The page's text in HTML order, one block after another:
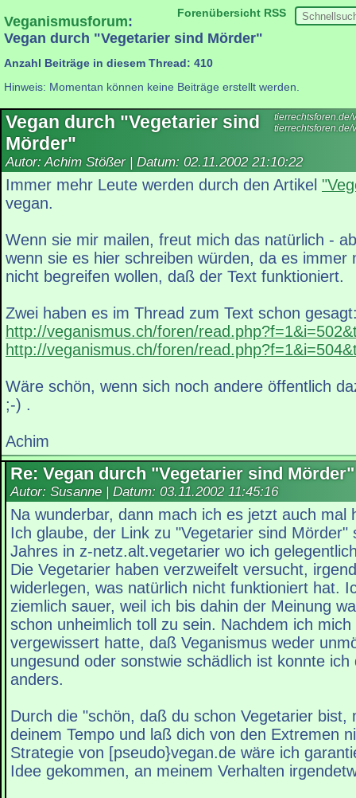
Forenübersicht RSS
Veganismusforum:
Vegan durch "Vegetarier sind Mörder"
Anzahl Beiträge in diesem Thread: 410
Hinweis: Momentan können keine Beiträge erstellt werden.
tierrechtsforen.de/
Vegan durch "Vegetarier sind
Mörder"
Autor: Achim Stößer | Datum: 02.11.2002 21:10:22
Immer mehr Leute werden durch den Artikel
vegan.
Wenn sie mir mailen, freut mich das natürlich -
wenn sie es hier schreiben würden, da es immer
nicht begreifen wollen, daß der Text funktioniert.
Zwei haben es im Thread zum Text schon
http://veganismus.ch/foren/
http://veganismus.ch/foren/
Wäre schön, wenn sich noch andere öffentlich
;-) .
Achim
Re: Vegan durch "Vegetarier sind Mörder"
Autor: Susanne | Datum: 03.11.2002 11:45:16
Na wunderbar, dann mach ich es jetzt auch mal
Ich glaube, der Link zu "Vegetarier sind Mörder"
Jahres in z-netz.alt.vegetarier wo ich
Die Vegetarier haben verzweifelt versucht,
widerlegen, was natürlich nicht funktioniert hat.
ziemlich sauer, weil ich bis dahin der Meinung
schon unheimlich toll zu sein. Nachdem ich
vergewissert hatte, daß Veganismus weder
ungesund oder sonstwie schädlich ist konnte
anders.
Durch die "schön, daß du schon Vegetarier bist,
deinem Tempo und laß dich von den Extremen
Strategie von [pseudo}vegan.de wäre ich
Idee gekommen, an meinem Verhalten